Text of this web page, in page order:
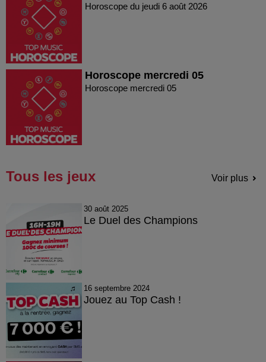
Horoscope du jeudi 6 août 2026
Horoscope mercredi 05
Horoscope mercredi 05
Tous les jeux Voir plus
30 août 2025
Le Duel des Champions
16 septembre 2024
Jouez au Top Cash !